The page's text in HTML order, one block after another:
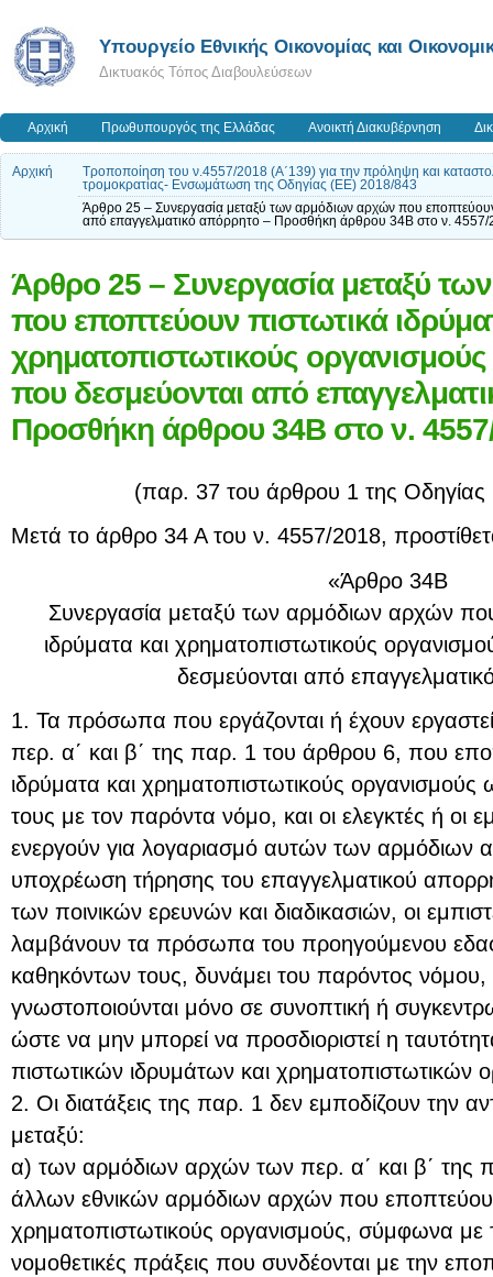
Υπουργείο Εθνικής Οικονομίας και
Δικτυακός Τόπος Διαβουλεύσεων
Αρχική Πρωθυπουργός της Ελλάδας Ανοικτή Διακυβέρνηση
Αρχική
Τροποποίηση του ν.4557/2018 (Α΄139) για την πρόληψη και
τρομοκρατίας- Ενσωμάτωση της Οδηγίας (ΕΕ) 2018/843
Άρθρο 25 – Συνεργασία μεταξύ των αρμόδιων αρχών που
από επαγγελματικό απόρρητο – Προσθήκη άρθρου 34Β στο ν. 4557/
Άρθρο 25 – Συνεργασία μεταξύ
που εποπτεύουν πιστωτικά
χρηματοπιστωτικούς
που δεσμεύονται από
Προσθήκη άρθρου 34Β στο ν.
(παρ. 37 του άρθρου 1 της
Μετά το άρθρο 34 Α του ν. 4557/2018,
«Άρθρο 34Β
Συνεργασία μεταξύ των αρμόδιων αρχών
ιδρύματα και χρηματοπιστωτικούς
δεσμεύονται από
1. Τα πρόσωπα που εργάζονται ή έχουν
περ. α΄ και β΄ της παρ. 1 του άρθρου 6, που
ιδρύματα και χρηματοπιστωτικούς
τους με τον παρόντα νόμο, και οι ελεγκτές ή οι
ενεργούν για λογαριασμό αυτών των αρμόδιων
υποχρέωση τήρησης του επαγγελματικού
των ποινικών ερευνών και διαδικασιών, οι
λαμβάνουν τα πρόσωπα του προηγούμενου
καθηκόντων τους, δυνάμει του παρόντος
γνωστοποιούνται μόνο σε συνοπτική ή
ώστε να μην μπορεί να προσδιοριστεί η
πιστωτικών ιδρυμάτων και χρηματοπιστωτικών
2. Οι διατάξεις της παρ. 1 δεν εμποδίζουν την
μεταξύ:
α) των αρμόδιων αρχών των περ. α΄ και β΄ της
άλλων εθνικών αρμόδιων αρχών που
χρηματοπιστωτικούς οργανισμούς, σύμφωνα
νομοθετικές πράξεις που συνδέονται με την